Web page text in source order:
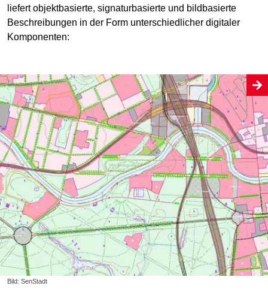
liefert objektbasierte, signaturbasierte und bildbasierte
Beschreibungen in der Form unterschiedlicher digitaler
Komponenten:
Bild: SenStadt